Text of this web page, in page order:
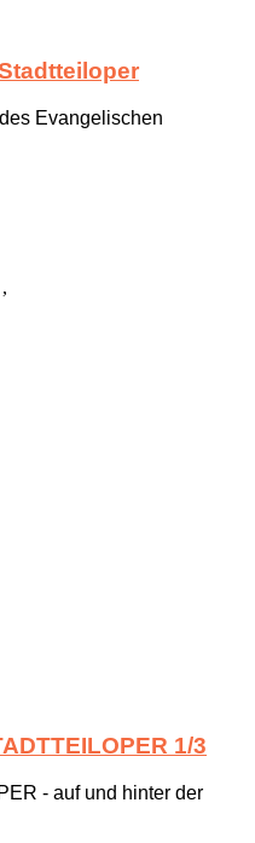
Evangelischen
,
1/3
- auf und hinter der